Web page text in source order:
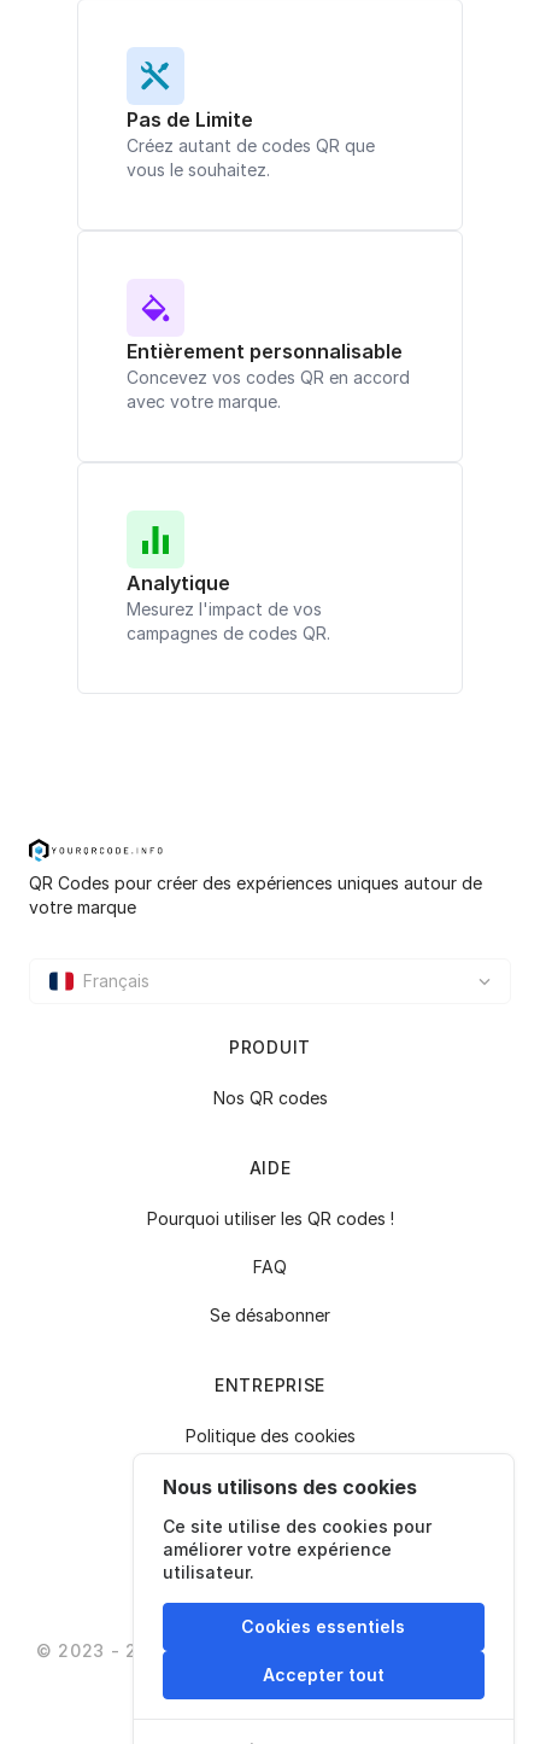
Nous utilisons des cookies
Ce site utilise des cookies pour
améliorer votre expérience
utilisateur.
Cookies essentiels
Accepter tout
Pas de Limite
Créez autant de codes QR que
vous le souhaitez.
Entièrement personnalisable
Concevez vos codes QR en accord
avec votre marque.
Analytique
Mesurez l'impact de vos
campagnes de codes QR.
QR Codes pour créer des expériences uniques autour de
votre marque
Français
PRODUIT
Nos QR codes
AIDE
Pourquoi utiliser les QR codes !
FAQ
Se désabonner
ENTREPRISE
Politique des cookies
Politique de confidentialité
Conditions d’utilisation
Contactez-nous
© 2023 - 2026 - QrDesigner Tous droits réservés